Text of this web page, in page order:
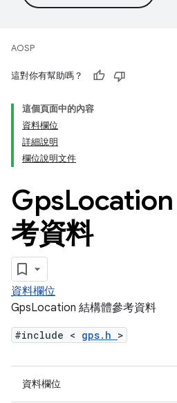
AOSP
這對你有幫助嗎？
這個頁面中的內容
資料欄位
詳細說明
欄位說明文件
Gps
考資料
資料欄位
GpsLocation 結構體參考資料
#include < gps.h >
資料欄位